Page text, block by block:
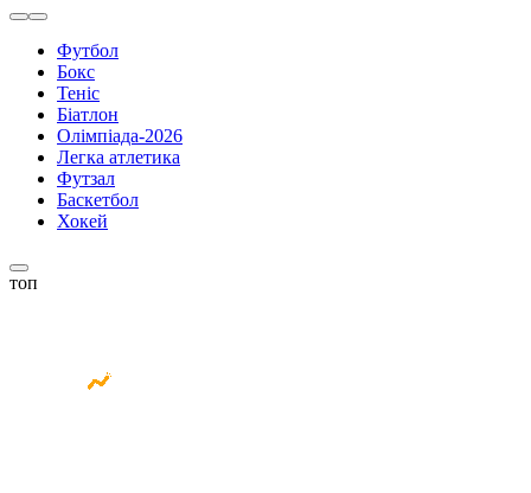
Футбол
Бокс
Теніс
Біатлон
Олімпіада-2026
Легка атлетика
Футзал
Баскетбол
Хокей
топ